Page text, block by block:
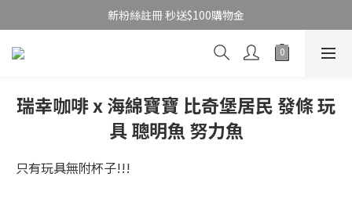
新粉絲註冊 秒送$100購物金
瑞幸咖啡 x 海綿寶寶 比奇堡居民 發條 玩
具 聰明魚 努力魚
只有玩具無附杯子!!!